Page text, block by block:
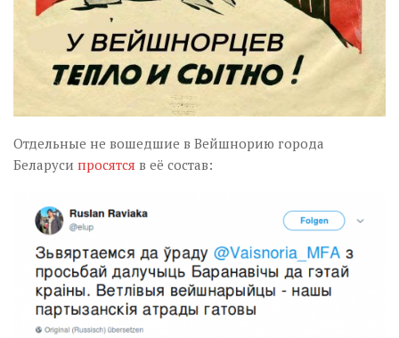
Отдельные не вошедшие в Вейшнорию города
Беларуси просятся в её состав: